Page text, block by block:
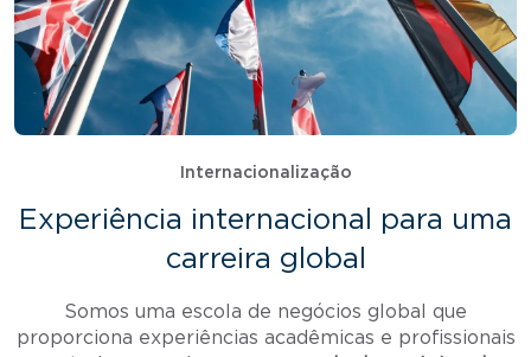
Internacionalização
Experiência internacional para uma
carreira global
Somos uma escola de negócios global que
proporciona experiências acadêmicas e profissionais